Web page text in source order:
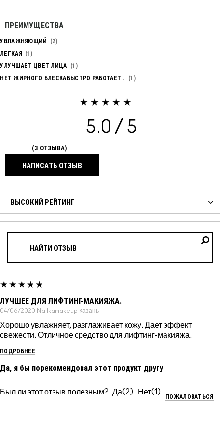
ПРЕИМУЩЕСТВА
УВЛАЖНЯЮЩИЙ
2
ЛЕГКАЯ
1
УЛУЧШАЕТ ЦВЕТ ЛИЦА
1
НЕТ ЖИРНОГО БЛЕСКАБЫСТРО РАБОТАЕТ .
1
5.0
3 ОТЗЫВА
НАПИСАТЬ ОТЗЫВ
ЛУЧШЕЕ ДЛЯ ЛИФТИНГ-МАКИЯЖА.
04/06/2020 Nailkamakeup Казань
Хорошо увлажняет, разглаживает кожу. Дает эффект
свежести. Отличное средство для лифтинг-макияжа.
ПОДРОБНЕЕ
Да, я бы порекомендовал этот продукт другу
Был ли этот отзыв полезным? 2 1
ПОЖАЛОВАТЬСЯ